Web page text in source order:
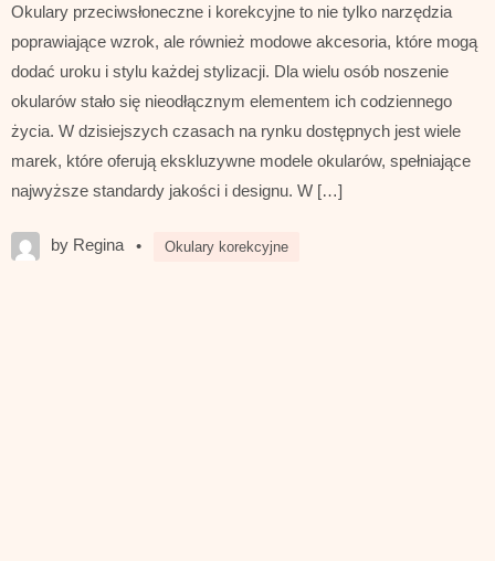
Okulary przeciwsłoneczne i korekcyjne to nie tylko narzędzia
poprawiające wzrok, ale również modowe akcesoria, które mogą
dodać uroku i stylu każdej stylizacji. Dla wielu osób noszenie
okularów stało się nieodłącznym elementem ich codziennego
życia. W dzisiejszych czasach na rynku dostępnych jest wiele
marek, które oferują ekskluzywne modele okularów, spełniające
najwyższe standardy jakości i designu. W […]
by Regina • Okulary korekcyjne